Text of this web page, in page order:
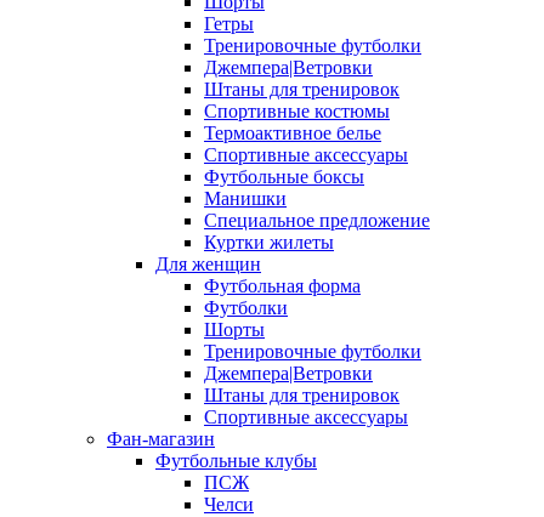
Гетры
Тренировочные футболки
Джемпера|Ветровки
Штаны для тренировок
Спортивные костюмы
Термоактивное белье
Спортивные аксессуары
Футбольные боксы
Манишки
Специальное предложение
Куртки жилеты
Для женщин
Футбольная форма
Футболки
Шорты
Тренировочные футболки
Джемпера|Ветровки
Штаны для тренировок
Спортивные аксессуары
Фан-магазин
Футбольные клубы
ПСЖ
Челси